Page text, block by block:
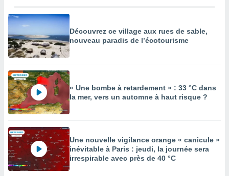
Découvrez ce village aux rues de sable,
nouveau paradis de l’écotourisme
« Une bombe à retardement » : 33 °C dans
la mer, vers un automne à haut risque ?
Une nouvelle vigilance orange « canicule »
inévitable à Paris : jeudi, la journée sera
irrespirable avec près de 40 °C